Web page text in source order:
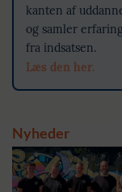
kanten af
og samler
fra indsatsen.
Læs den her.
Nyheder